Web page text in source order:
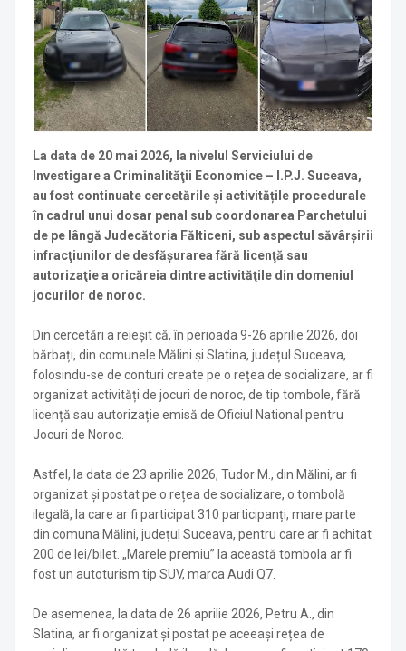
La data de 20 mai 2026, la nivelul Serviciului de
Investigare a Criminalităţii Economice – I.P.J. Suceava,
au fost continuate cercetările și activitățile procedurale
în cadrul unui dosar penal sub coordonarea Parchetului
de pe lângă Judecătoria Fălticeni, sub aspectul săvârșirii
infracţiunilor de desfăşurarea fără licenţă sau
autorizaţie a oricăreia dintre activităţile din domeniul
jocurilor de noroc.
Din cercetări a reieșit că, în perioada 9-26 aprilie 2026, doi
bărbați, din comunele Mălini și Slatina, județul Suceava,
folosindu-se de conturi create pe o rețea de socializare, ar fi
organizat activități de jocuri de noroc, de tip tombole, fără
licență sau autorizație emisă de Oficiul National pentru
Jocuri de Noroc.
Astfel, la data de 23 aprilie 2026, Tudor M., din Mălini, ar fi
organizat și postat pe o rețea de socializare, o tombolă
ilegală, la care ar fi participat 310 participanți, mare parte
din comuna Mălini, județul Suceava, pentru care ar fi achitat
200 de lei/bilet. „Marele premiu” la această tombola ar fi
fost un autoturism tip SUV, marca Audi Q7.
De asemenea, la data de 26 aprilie 2026, Petru A., din
Slatina, ar fi organizat și postat pe aceeași rețea de